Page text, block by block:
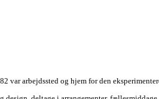
arbejdssted og hjem for den